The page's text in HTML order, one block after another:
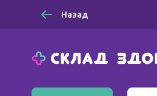
Назад